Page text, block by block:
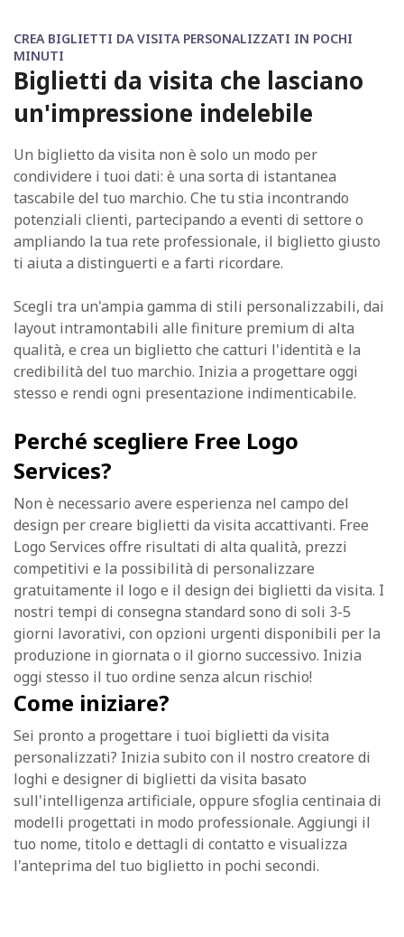
CREA BIGLIETTI DA VISITA PERSONALIZZATI IN POCHI
MINUTI
Biglietti da visita che lasciano
un'impressione indelebile
Un biglietto da visita non è solo un modo per
condividere i tuoi dati: è una sorta di istantanea
tascabile del tuo marchio. Che tu stia incontrando
potenziali clienti, partecipando a eventi di settore o
ampliando la tua rete professionale, il biglietto giusto
ti aiuta a distinguerti e a farti ricordare.
Scegli tra un'ampia gamma di stili personalizzabili, dai
layout intramontabili alle finiture premium di alta
qualità, e crea un biglietto che catturi l'identità e la
credibilità del tuo marchio. Inizia a progettare oggi
stesso e rendi ogni presentazione indimenticabile.
Perché scegliere Free Logo
Services?
Non è necessario avere esperienza nel campo del
design per creare biglietti da visita accattivanti. Free
Logo Services offre risultati di alta qualità, prezzi
competitivi e la possibilità di personalizzare
gratuitamente il logo e il design dei biglietti da visita. I
nostri tempi di consegna standard sono di soli 3-5
giorni lavorativi, con opzioni urgenti disponibili per la
produzione in giornata o il giorno successivo. Inizia
oggi stesso il tuo ordine senza alcun rischio!
Come iniziare?
Sei pronto a progettare i tuoi biglietti da visita
personalizzati? Inizia subito con il nostro creatore di
loghi e designer di biglietti da visita basato
sull'intelligenza artificiale, oppure sfoglia centinaia di
modelli progettati in modo professionale. Aggiungi il
tuo nome, titolo e dettagli di contatto e visualizza
l'anteprima del tuo biglietto in pochi secondi.